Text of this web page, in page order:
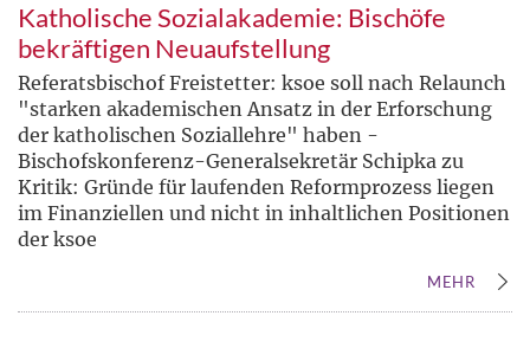
Katholische Sozialakademie: Bischöfe
bekräftigen Neuaufstellung
Referatsbischof Freistetter: ksoe soll nach Relaunch
"starken akademischen Ansatz in der Erforschung
der katholischen Soziallehre" haben -
Bischofskonferenz-Generalsekretär Schipka zu
Kritik: Gründe für laufenden Reformprozess liegen
im Finanziellen und nicht in inhaltlichen Positionen
der ksoe
MEHR